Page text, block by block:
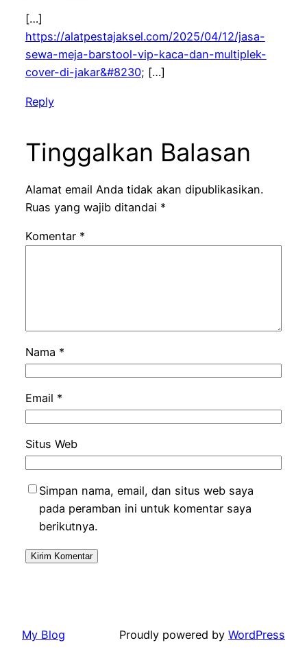
[…]
https://alatpestajaksel.com/2025/04/12/jasa-
sewa-meja-barstool-vip-kaca-dan-multiplek-
cover-di-jakar&#8230; […]
Reply
Tinggalkan Balasan
Alamat email Anda tidak akan dipublikasikan.
Ruas yang wajib ditandai *
Komentar *
Nama *
Email *
Situs Web
Simpan nama, email, dan situs web saya
pada peramban ini untuk komentar saya
berikutnya.
My Blog Proudly powered by WordPress